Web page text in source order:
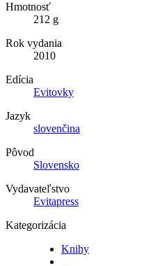
Hmotnosť
212 g
Rok vydania
2010
Edícia
Evitovky
Jazyk
slovenčina
Pôvod
Slovensko
Vydavateľstvo
Evitapress
Kategorizácia
Knihy